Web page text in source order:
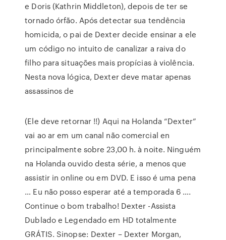
e Doris (Kathrin Middleton), depois de ter se
tornado órfão. Após detectar sua tendência
homicida, o pai de Dexter decide ensinar a ele
um código no intuito de canalizar a raiva do
filho para situações mais propícias à violência.
Nesta nova lógica, Dexter deve matar apenas
assassinos de
(Ele deve retornar !!) Aqui na Holanda “Dexter”
vai ao ar em um canal não comercial en
principalmente sobre 23,00 h. à noite. Ninguém
na Holanda ouvido desta série, a menos que
assistir in online ou em DVD. E isso é uma pena
… Eu não posso esperar até a temporada 6 ….
Continue o bom trabalho! Dexter -Assista
Dublado e Legendado em HD totalmente
GRÁTIS. Sinopse: Dexter – Dexter Morgan,